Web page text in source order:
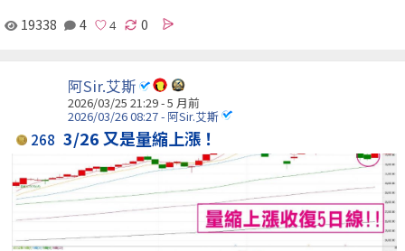
19338 4 0
阿Sir.艾斯
2026/03/25 21:29 - 5 月前
2026/03/26 08:27 - 阿Sir.艾斯
268 3/26 又是量縮上漲！